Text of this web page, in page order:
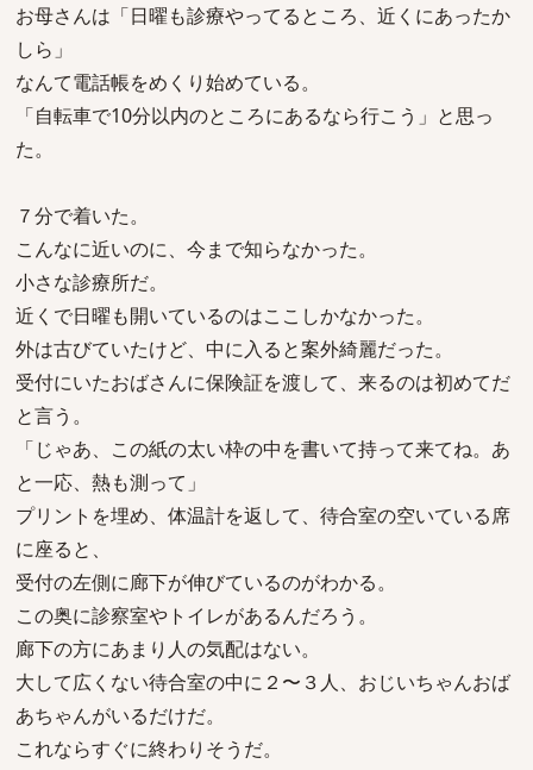
お母さんは「日曜も診療やってるところ、近くにあったか
しら」
なんて電話帳をめくり始めている。
「自転車で10分以内のところにあるなら行こう」と思っ
た。
７分で着いた。
こんなに近いのに、今まで知らなかった。
小さな診療所だ。
近くで日曜も開いているのはここしかなかった。
外は古びていたけど、中に入ると案外綺麗だった。
受付にいたおばさんに保険証を渡して、来るのは初めてだ
と言う。
「じゃあ、この紙の太い枠の中を書いて持って来てね。あ
と一応、熱も測って」
プリントを埋め、体温計を返して、待合室の空いている席
に座ると、
受付の左側に廊下が伸びているのがわかる。
この奥に診察室やトイレがあるんだろう。
廊下の方にあまり人の気配はない。
大して広くない待合室の中に２〜３人、おじいちゃんおば
あちゃんがいるだけだ。
これならすぐに終わりそうだ。